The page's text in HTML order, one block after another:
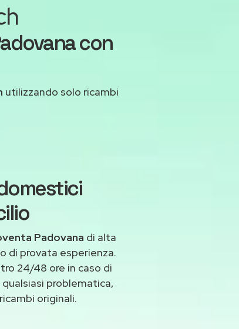
con
utilizzando solo ricambi
Padovana di alta
di provata esperienza.
24/48 ore in caso di
problematica,
originali.